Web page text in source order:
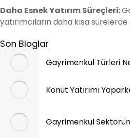
Daha Esnek Yatırım Süreçleri:
yatırımcıların daha kısa
Son Bloglar
Gayrimenkul Türleri
Konut Yatırımı
Gayrimenkul